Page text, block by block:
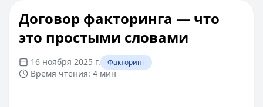
​Договор факторинга — что
это простыми словами
16 ноября 2025 г. Факторинг
Время чтения: 4 мин